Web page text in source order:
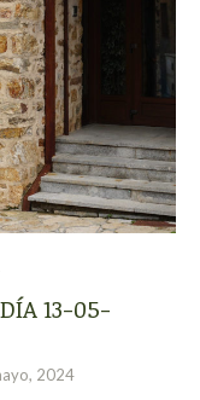
13-05-
2024